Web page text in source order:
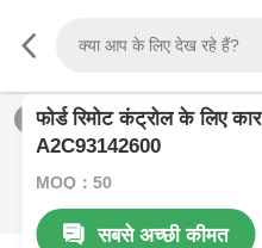
/0
फोर्ड रिमोट कंट्रोल के लिए
A2C93142600
MOQ：50
सबसे अच्छी कीमत